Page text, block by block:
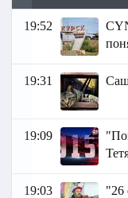
19:52
19:31
19:09
19:03
"26